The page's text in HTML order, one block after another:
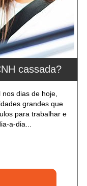
cassada?
dias de hoje,
grandes que
para trabalhar e
a-dia...